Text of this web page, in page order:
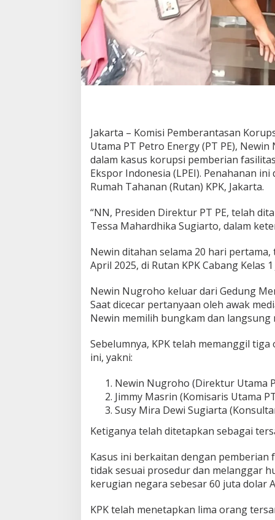
i
b
t
K
r
i
K
r
e
d
i
L
P
E
S
e
l
a
i
p
M
i
l
a
Jakarta – Komisi Pemberantasan
Utama PT Petro Energy (PT PE),
dalam kasus korupsi pemberian
Ekspor Indonesia (LPEI). Penahanan
Rumah Tahanan (Rutan) KPK, Jakarta.
“NN, Presiden Direktur PT PE, telah
Tessa Mahardhika Sugiarto, dalam
Newin ditahan selama 20 hari
April 2025, di Rutan KPK Cabang Kelas
Newin Nugroho keluar dari Gedung
Saat dicecar pertanyaan oleh awak
Newin memilih bungkam dan langsung
Sebelumnya, KPK telah memanggil
ini, yakni:
Newin Nugroho (Direktur Utama
Jimmy Masrin (Komisaris Utama
Susy Mira Dewi Sugiarta
Ketiganya telah ditetapkan sebagai
Kasus ini berkaitan dengan pemberian
tidak sesuai prosedur dan melanggar
kerugian negara sebesar 60 juta dolar
KPK telah menetapkan lima orang